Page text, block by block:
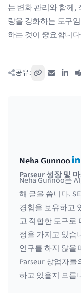
는 변화 관리와 함께,
량을 강화하는 도구
하는 것이 중요합니
공유: 링크 복사이메일
Neha Gunnoo
Parseur 성장 및
Neha Gunnoo는
해 글을 씁니다.
경험을 보유하고
고 적합한 도구로
정을 가지고 있습
연구를 하지 않을
Parseur 창업자들
하고 있을지 모릅